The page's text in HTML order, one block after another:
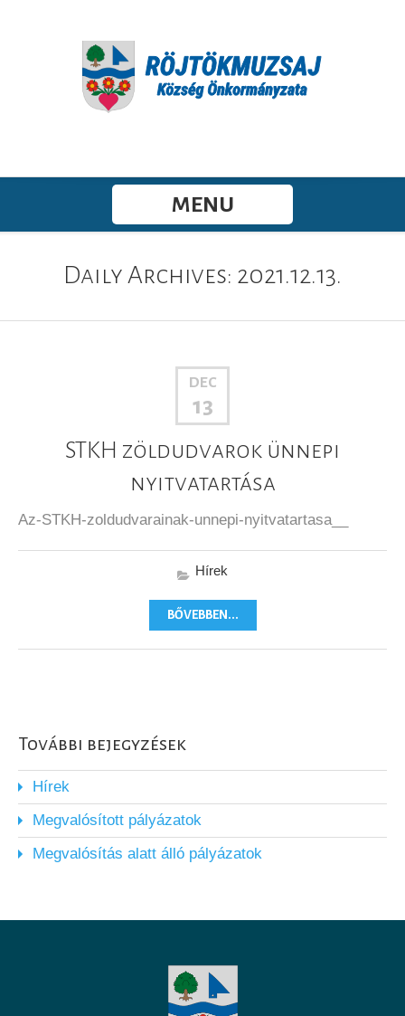
MENU
Daily Archives: 2021.12.13.
DEC
13
STKH zöldudvarok ünnepi
nyitvatartása
Az-STKH-zoldudvarainak-unnepi-nyitvatartasa__
Hírek
BŐVEBBEN...
További bejegyzések
Hírek
Megvalósított pályázatok
Megvalósítás alatt álló pályázatok